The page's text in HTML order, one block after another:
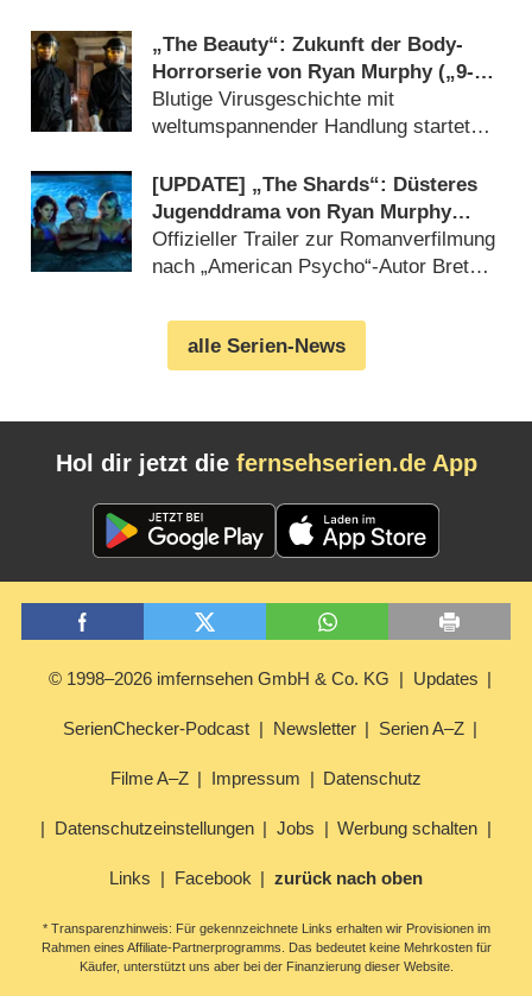
„The Beauty“: Zukunft der Body-
Horrorserie von Ryan Murphy („9-1-
1: Nashville“) in der Schwebe
Blutige Virusgeschichte mit
weltumspannender Handlung startete
[UPDATE] „The Shards“: Düsteres
Jugenddrama von Ryan Murphy
(„American Horror Story“) feiert
Deutschlandpremiere
Offizieller Trailer zur Romanverfilmung
nach „American Psycho“-Autor Bret
alle Serien-News
Hol dir jetzt die fernsehserien.de App
© 1998–2026 imfernsehen GmbH & Co. KG Updates
SerienChecker-Podcast Newsletter Serien A–Z
Filme A–Z Impressum Datenschutz
Datenschutzeinstellungen Jobs Werbung schalten
Links Facebook zurück nach oben
* Transparenzhinweis: Für gekennzeichnete Links erhalten wir Provisionen im
Rahmen eines Affiliate-Partnerprogramms. Das bedeutet keine Mehrkosten für
Käufer, unterstützt uns aber bei der Finanzierung dieser Website.